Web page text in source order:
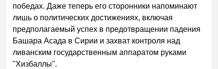
победах. Даже теперь его сторонники напоминают
лишь о политических достижениях, включая
предполагаемый успех в предотвращении падения
Башара Асада в Сирии и захват контроля над
ливанским государственным аппаратом руками
"Хизбаллы".